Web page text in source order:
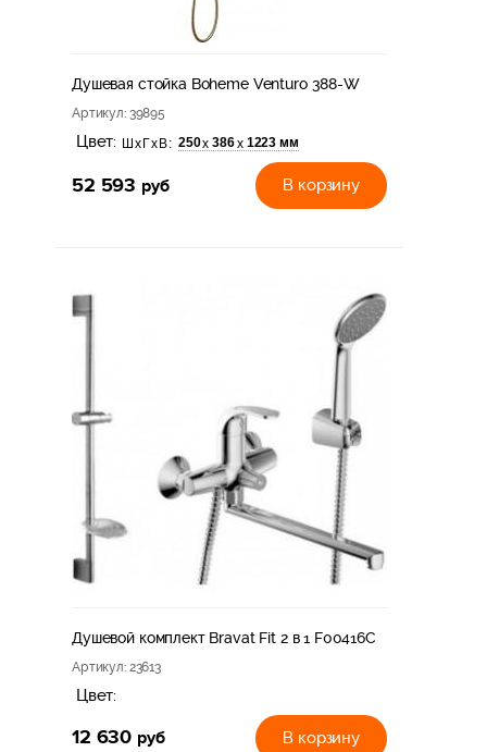
Душевая стойка Boheme Venturo 388-W
Артикул: 39895
Цвет: ШхГхВ: 250х 386х 1223 мм
52 593 руб В корзину
Душевой комплект Bravat Fit 2 в 1 F00416C
Артикул: 23613
Цвет:
12 630 руб В корзину